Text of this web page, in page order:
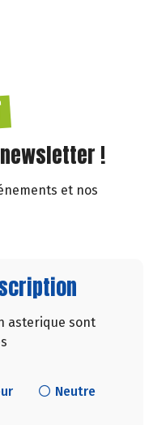
!
et nos
asterique sont
Neutre